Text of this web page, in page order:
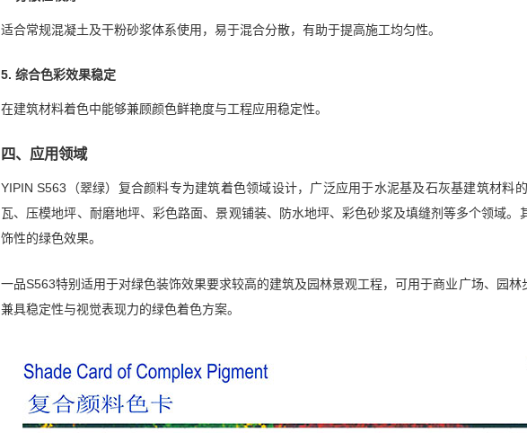
适合常规混凝土及干粉砂浆体系使用，易于混合分散，有助于提高施工均匀性。
5. 综合色彩效果稳定
在建筑材料着色中能够兼顾颜色鲜艳度与工程应用稳定性。
四、应用领域
YIPIN S563（翠绿）复合颜料专为建筑着色领域设计，广泛应用于水泥基及石灰基建筑材料
瓦、压模地坪、耐磨地坪、彩色路面、景观铺装、防水地坪、彩色砂浆及填缝剂等多个领域
饰性的绿色效果。
一品S563特别适用于对绿色装饰效果要求较高的建筑及园林景观工程，可用于商业广场、园
兼具稳定性与视觉表现力的绿色着色方案。